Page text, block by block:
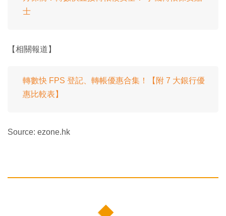
士
【相關報道】
轉數快 FPS 登記、轉帳優惠合集！【附 7 大銀行優
惠比較表】
Source: ezone.hk